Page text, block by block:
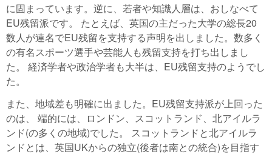
に固まっています。逆に、若者や知識人層は、おしなべて
EU残留派です。 たとえば、英国の主だった大学の総長20
数人が連名でEU残留を支持する声明を出しました。数多く
の有名スポーツ選手や芸能人も残留支持を打ち出しまし
た。 経済学者や政治学者も大半は、EU残留支持のようでし
た。
また、地域差も明確に出ました。EU残留支持派が上回った
のは、 端的には、ロンドン、スコットランド、北アイルラ
ンド(の多くの地域)でした。 スコットランドと北アイルラ
ンドとは、英国UKからの独立(後者は南との統合)を目指す